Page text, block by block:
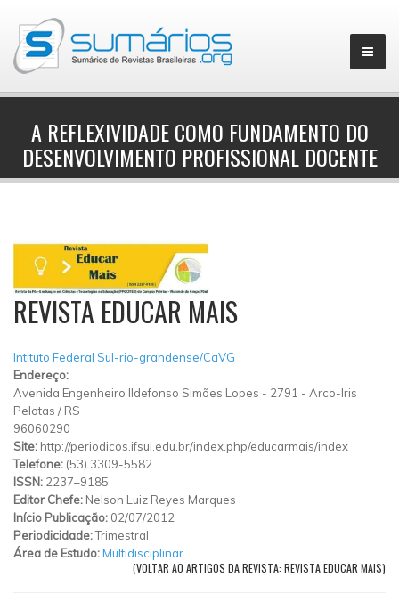
▼
A REFLEXIVIDADE COMO FUNDAMENTO DO
DESENVOLVIMENTO PROFISSIONAL DOCENTE
REVISTA EDUCAR MAIS
Intituto Federal Sul-rio-grandense/CaVG
Endereço:
Avenida Engenheiro Ildefonso Simões Lopes - 2791 - Arco-Iris
Pelotas / RS
96060290
Site: http://periodicos.ifsul.edu.br/index.php/educarmais/index
Telefone: (53) 3309-5582
ISSN: 2237–9185
Editor Chefe: Nelson Luiz Reyes Marques
Início Publicação: 02/07/2012
Periodicidade:Trimestral
Área de Estudo:Multidisciplinar
(VOLTAR AO ARTIGOS DA REVISTA: REVISTA EDUCAR MAIS)